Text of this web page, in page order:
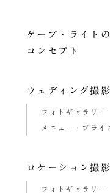
ケープ・ライトの
コンセプト
ウェディング撮影
フォトギャラリー
メニュー・プライ
ロケーション撮影
フォトギャラリー